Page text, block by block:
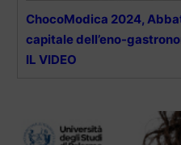
ChocoModica 2024,
capitale dell’eno-
IL VIDEO